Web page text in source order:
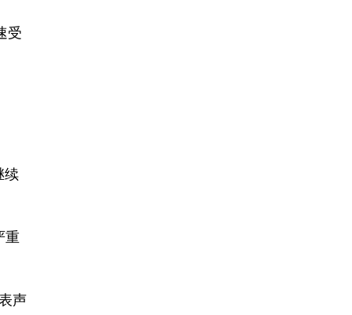
受
续
重
声